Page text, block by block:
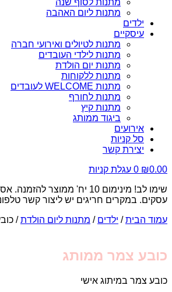
מתנות לסוף שנה
מתנות ליום האהבה
ילדים
עיסקיים
מתנות לטיולים ואירועי חברה
מתנות לילדי העובדים
מתנות יום הולדת
מתנות ללקוחות
מתנות WELCOME לעובדים
מתנות לחורף
מתנות קיץ
ביגוד ממותג
אירועים
סל קניות
יצירת קשר
₪0.00
0 עגלת קניות
עסקים. במקרים חריגים יש ליצור קשר
עמוד הבית/ ילדים / מתנות ליום הולדת/
כובע צמר ממותג
כובע צמר במיתוג אישי